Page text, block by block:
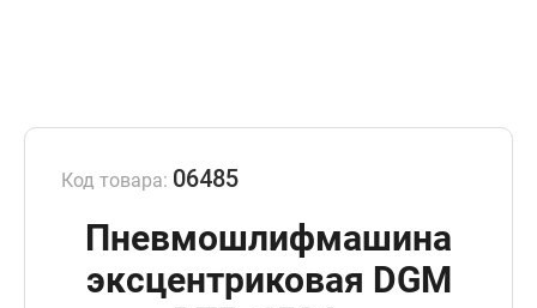
Код товара: 06485
Пневмошлифмашина
эксцентриковая DGM